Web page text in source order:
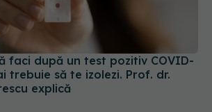
trebuie să te izolezi. Prof. dr.
explică